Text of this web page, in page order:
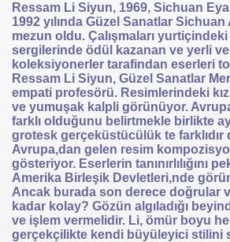
Ressam Li Siyun, 1969, Sichuan
1992 yılında Güzel Sanatlar
mezun oldu. Çalışmaları
sergilerinde ödül kazanan ve yerli ve
koleksiyonerler tarafindan eserleri
Ressam Li Siyun, Güzel Sanatlar
empati profesörü. Resimlerindeki kız
ve yumuşak kalpli görünüyor.
farklı olduğunu belirtmekle birlikte
grotesk gerçeküstücülük te
Avrupa,dan gelen resim
gösteriyor. Eserlerin tanınırlılığını
Amerika Birleşik Devletleri,nde
Ancak burada son derece doğrular
kadar kolay? Gözün algıladığı
ve işlem vermelidir. Li, ömür boyu
gerçekçilikte kendi büyüleyici stilini